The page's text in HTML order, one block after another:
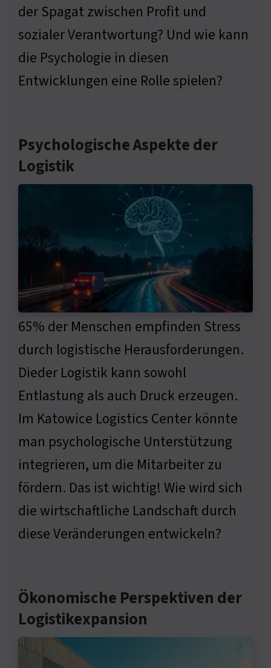
der Spagat zwischen Profit und
sozialer Verantwortung? Und wie kann
die Psychologie in diesen
Entwicklungen eine Rolle spielen?
Psychologische Aspekte der
Logistik
65% der Menschen empfinden Stress
durch logistische Herausforderungen.
Dieder Logistik kann sowohl
Entlastung als auch Druck erzeugen.
Im Katowice Logistics Center könnte
man psychologische Unterstützung
integrieren, um die Mitarbeiter zu
fördern. Das ist wichtig! Wie wird sich
die wirtschaftliche Landschaft durch
diese Veränderungen entwickeln?
Ökonomische Perspektiven der
Logistikexpansion